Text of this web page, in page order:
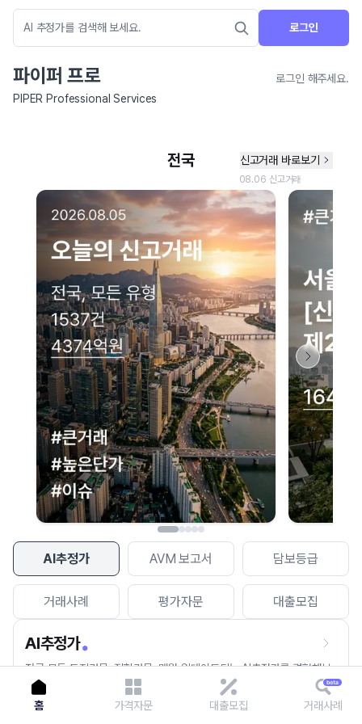
로그인
파이퍼 프로
로그인 해주세요.
PIPER Professional Services
AI추정가 AVM 보고서 담보등급
거래사례 평가자문 대출모집
AI추정가
전국 모든 토지건물, 집합건물, 매월 업데이트되는 AI추정가를 경험해보
세요.
네이버 지도 연결 안내
현재 네이버 지도 연결이 원활하지 않아 지도를 불러올 수 없습니다.
이용에 불편을 드려 죄송합니다.
다시 시도
홈 가격자문 대출모집 거래사례